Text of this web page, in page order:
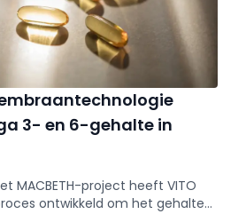
3- en 6-gehalte in
MACBETH-project heeft VITO
ontwikkeld om het gehalte